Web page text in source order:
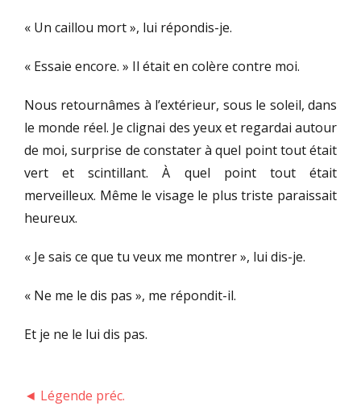
« Un caillou mort », lui répondis-je.
« Essaie encore. » Il était en colère contre moi.
Nous retournâmes à l’extérieur, sous le soleil, dans
le monde réel. Je clignai des yeux et regardai autour
de moi, surprise de constater à quel point tout était
vert et scintillant. À quel point tout était
merveilleux. Même le visage le plus triste paraissait
heureux.
« Je sais ce que tu veux me montrer », lui dis-je.
« Ne me le dis pas », me répondit-il.
Et je ne le lui dis pas.
◄ Légende préc.